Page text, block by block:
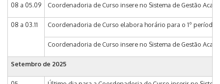
08 a 05.09 Coordenadoria de Curso insere no Sistema de Gestão
08 a 03.11 Coordenadoria de Curso elabora horário para o 1º período
Coordenadoria de Curso insere no Sistema de Gestão
Setembro de 2025